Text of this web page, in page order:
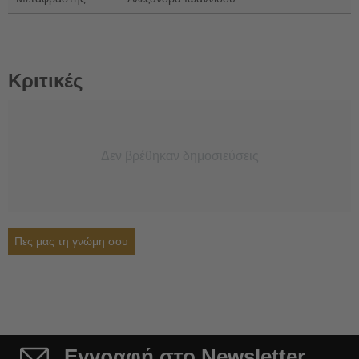
Κριτικές
Πες μας τη γνώμη σου